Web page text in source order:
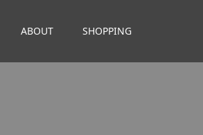
ABOUT SHOPPING